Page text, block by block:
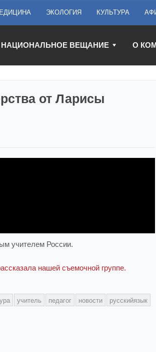
ЭКОЛОГИЯ КУЛЬТУРА
НАЦИОНАЛЬНОЕ ВЕЩАНИЕ О
от Ларисы
учителем России.
нашей съемочной группе.
учитель педагог новости русскийязык